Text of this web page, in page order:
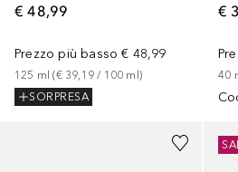
€ 48,99
Prezzo più basso € 48,99
125 ml (€ 39,19 / 100 ml)
SORPRESA
€
40